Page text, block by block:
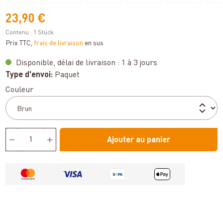
23,90 €
Contenu : 1 Stück
Prix TTC, frais de livraison en sus
Disponible, délai de livraison : 1 à 3 jours
Type d'envoi: Paquet
Sélectionnez
Couleur
Ajouter au panier